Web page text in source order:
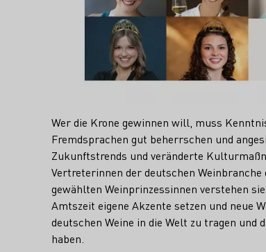
Wer die Krone gewinnen will, muss
Fremdsprachen gut beherrschen und
Zukunftstrends und veränderte
Vertreterinnen der deutschen
gewählten Weinprinzessinnen verstehen
Amtszeit eigene Akzente setzen und neue
deutschen Weine in die Welt zu tragen und
haben.